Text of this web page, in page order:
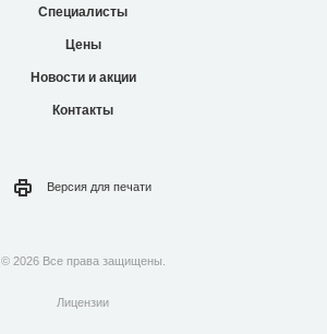
Специалисты
Цены
Новости и акции
Контакты
Версия для печати
© 2026 Все права защищены.
Лицензии